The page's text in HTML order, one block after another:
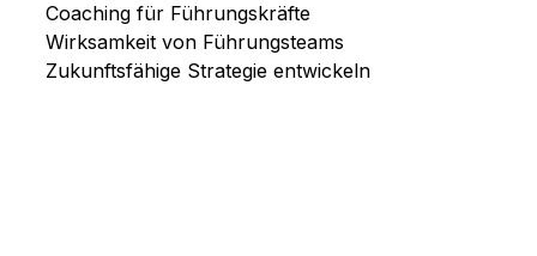
Coaching für Führungskräfte
Wirksamkeit von Führungsteams
Zukunftsfähige Strategie entwickeln